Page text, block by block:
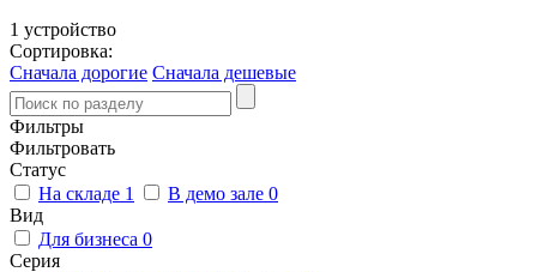
1 устройство
Сортировка:
Сначала дорогие Сначала дешевые
Фильтры
Фильтровать
Статус
На складе 1 В демо зале 0
Вид
Для бизнеса 0
Серия